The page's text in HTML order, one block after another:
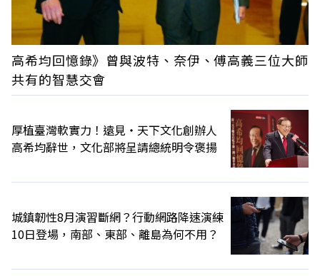
高希均回憶錄》曾與波特、奈伊、傅高義三位大師
共有的智慧交會
厚植臺灣軟實力！遠見‧天下文化創辦人
高希均辭世，文化部將呈請總統明令褒揚
城鎮韌性8月演習斷網？行動網路降速演練
10日登場，南部、東部、離島為何不用？